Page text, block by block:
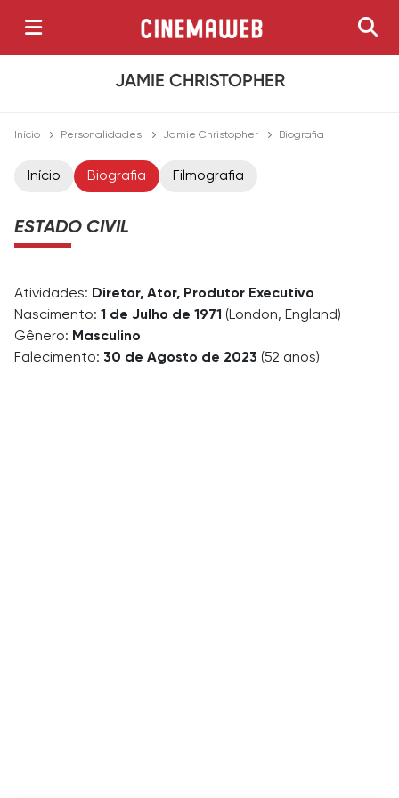
JAMIE CHRISTOPHER
Início Personalidades Jamie Christopher Biografia
Início Biografia Filmografia
ESTADO CIVIL
Atividades: Diretor, Ator, Produtor Executivo
Nascimento: 1 de Julho de 1971 (London, England)
Gênero: Masculino
Falecimento: 30 de Agosto de 2023 (52 anos)